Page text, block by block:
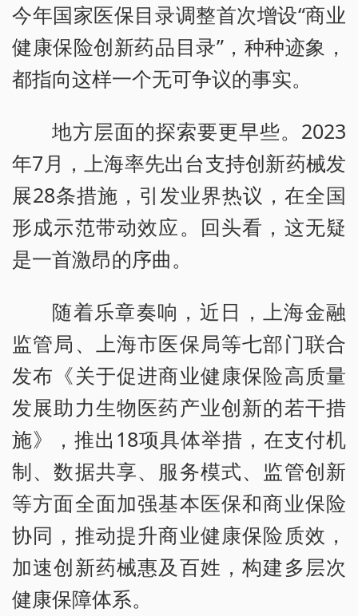
今年国家医保目录调整首次增设“商业
健康保险创新药品目录”，种种迹象，
都指向这样一个无可争议的事实。
地方层面的探索要更早些。2023
年7月，上海率先出台支持创新药械发
展28条措施，引发业界热议，在全国
形成示范带动效应。回头看，这无疑
是一首激昂的序曲。
随着乐章奏响，近日，上海金融
监管局、上海市医保局等七部门联合
发布《关于促进商业健康保险高质量
发展助力生物医药产业创新的若干措
施》，推出18项具体举措，在支付机
制、数据共享、服务模式、监管创新
等方面全面加强基本医保和商业保险
协同，推动提升商业健康保险质效，
加速创新药械惠及百姓，构建多层次
健康保障体系。